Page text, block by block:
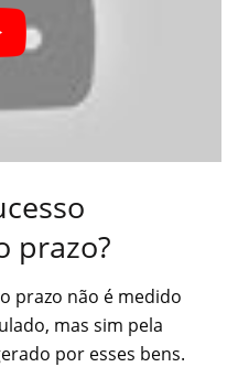
prazo?
prazo não é medido
mas sim pela
por esses bens.